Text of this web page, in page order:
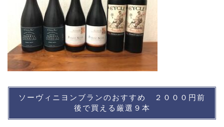
ソーヴィニヨンブランのおすすめ ２０００円前
後で買える厳選９本